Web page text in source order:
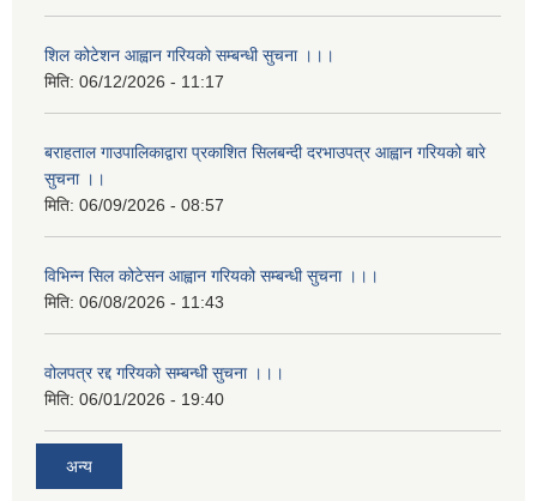
शिल कोटेशन आह्वान गरियको सम्बन्धी सुचना ।।।
मिति: 06/12/2026 - 11:17
बराहताल गाउपालिकाद्वारा प्रकाशित सिलबन्दी दरभाउपत्र आह्वान गरियको बारे
सुचना ।।
मिति: 06/09/2026 - 08:57
विभिन्न सिल कोटेसन आह्वान गरियको सम्बन्धी सुचना ।।।
मिति: 06/08/2026 - 11:43
वोलपत्र रद्द गरियको सम्बन्धी सुचना ।।।
मिति: 06/01/2026 - 19:40
अन्य